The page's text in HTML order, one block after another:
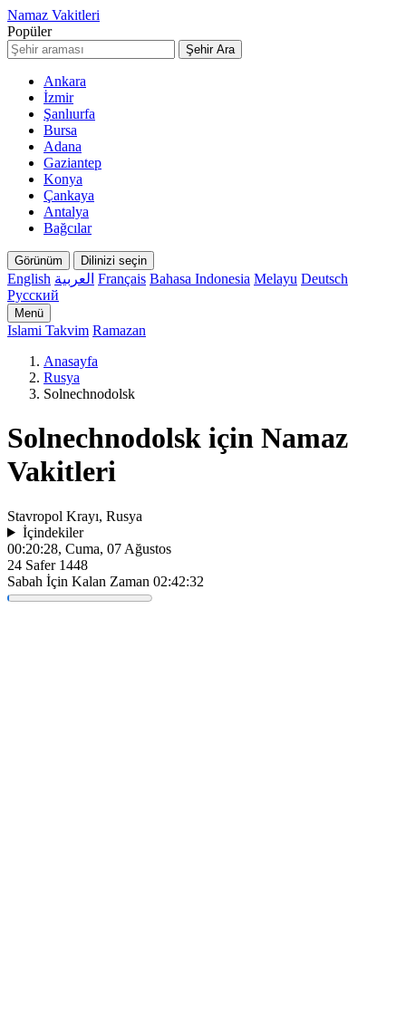
Namaz Vakitleri
Popüler
Şehir Ara
Ankara
İzmir
Şanlıurfa
Bursa
Adana
Gaziantep
Konya
Çankaya
Antalya
Bağcılar
Görünüm Dilinizi seçin
English العربية Français Bahasa Indonesia Melayu Deutsch
Русский
Menü
Islami Takvim Ramazan
Anasayfa
Rusya
Solnechnodolsk
Solnechnodolsk için Namaz
Vakitleri
Stavropol Krayı, Rusya
İçindekiler
00:20:28, Cuma, 07 Ağustos
24 Safer 1448
Sabah İçin Kalan Zaman 02:42:32